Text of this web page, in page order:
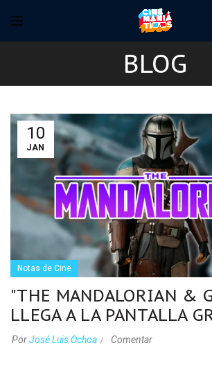
BLOG
10
JAN
Notas de Cine
"THE MANDALORIAN &
LLEGA A LA PANTALLA
PorJosé Luis Ochoa Comentar